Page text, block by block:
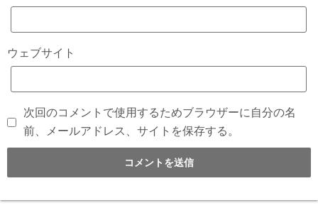
ウェブサイト
次回のコメントで使用するためブラウザーに自分の名
前、メールアドレス、サイトを保存する。